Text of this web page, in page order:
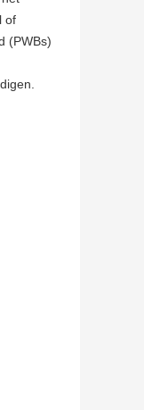
of
(PWBs)